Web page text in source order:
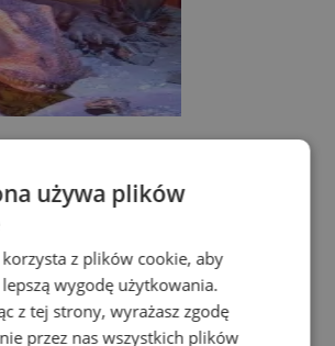
używa plików
z plików cookie, aby
wygodę użytkowania.
z tej strony, wyrażasz zgodę
przez nas wszystkich plików